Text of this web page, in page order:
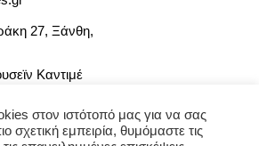
27, Ξάνθη,
Καντιμέ
στον ιστότοπό μας για να σας
σχετική εμπειρία, θυμόμαστε τις